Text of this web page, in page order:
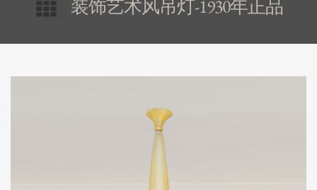
装饰艺术风吊灯-1930年正品